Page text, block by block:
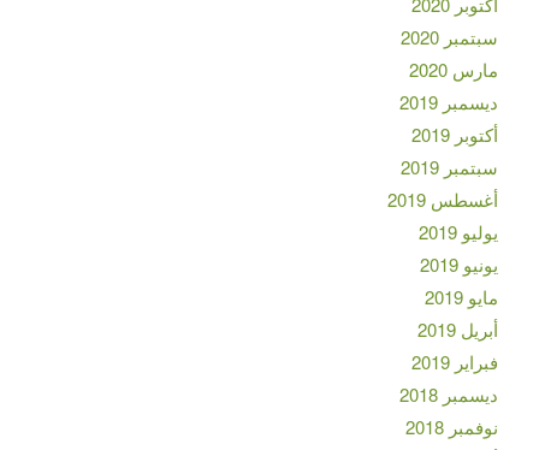
سبتمبر 2020
مارس 2020
ديسمبر 2019
أكتوبر 2019
سبتمبر 2019
أغسطس 2019
يوليو 2019
يونيو 2019
مايو 2019
أبريل 2019
فبراير 2019
ديسمبر 2018
نوفمبر 2018